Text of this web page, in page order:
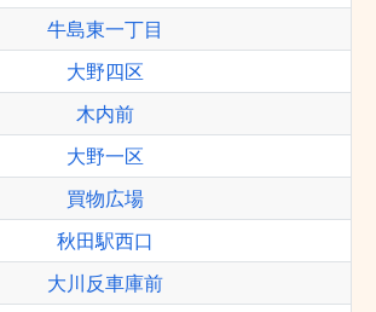
牛島東一丁目
大野四区
木内前
大野一区
買物広場
秋田駅西口
大川反車庫前